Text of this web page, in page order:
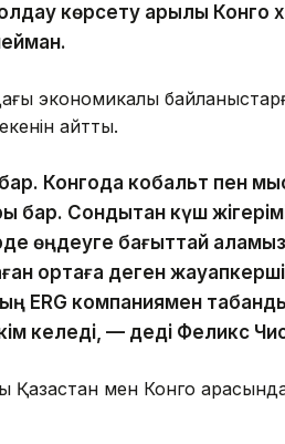
көрсету арқылы Конго
экономикалық
айтты.
Конгода кобальт пен
бар. Сондықтан күш
өңдеуге бағыттай
ортаға деген
ERG компаниямен
келеді, — деді Феликс
мен Конго